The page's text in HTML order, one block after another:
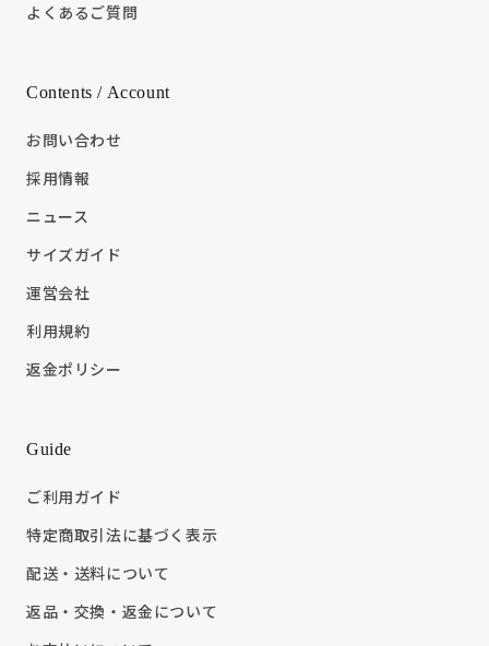
よくあるご質問
Contents / Account
お問い合わせ
採用情報
ニュース
サイズガイド
運営会社
利用規約
返金ポリシー
Guide
ご利用ガイド
特定商取引法に基づく表示
配送・送料について
返品・交換・返金について